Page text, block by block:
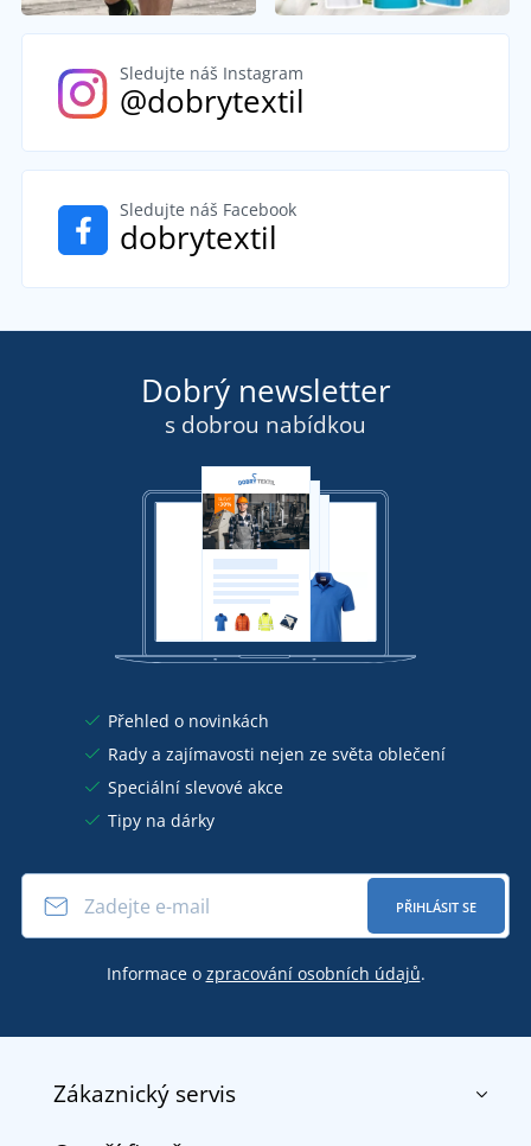
Sledujte náš Instagram
@dobrytextil
Sledujte náš Facebook
dobrytextil
Dobrý newsletter
s dobrou nabídkou
Přehled o novinkách
Rady a zajímavosti nejen ze světa oblečení
Speciální slevové akce
Tipy na dárky
PŘIHLÁSIT SE
Informace o zpracování osobních údajů.
Zákaznický servis